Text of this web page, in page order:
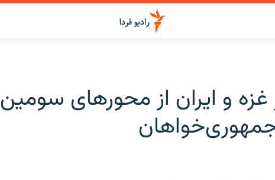
و ایران ا‌ز محورهای سومین